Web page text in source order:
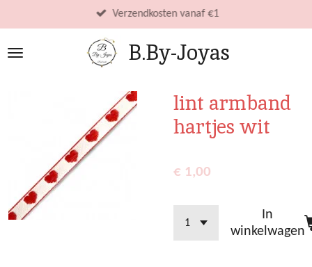
direct
naar
B.By-Joyas
Verzendkosten vanaf €1
lint armband
hartjes wit
€ 1,00
In
winkelwagen